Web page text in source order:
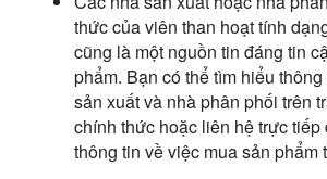
thức của viên than hoạt tính
cũng là một nguồn tin đáng tin
phẩm. Bạn có thể tìm hiểu
sản xuất và nhà phân phối trên
chính thức hoặc liên hệ trực tiếp
thông tin về việc mua sản phẩm